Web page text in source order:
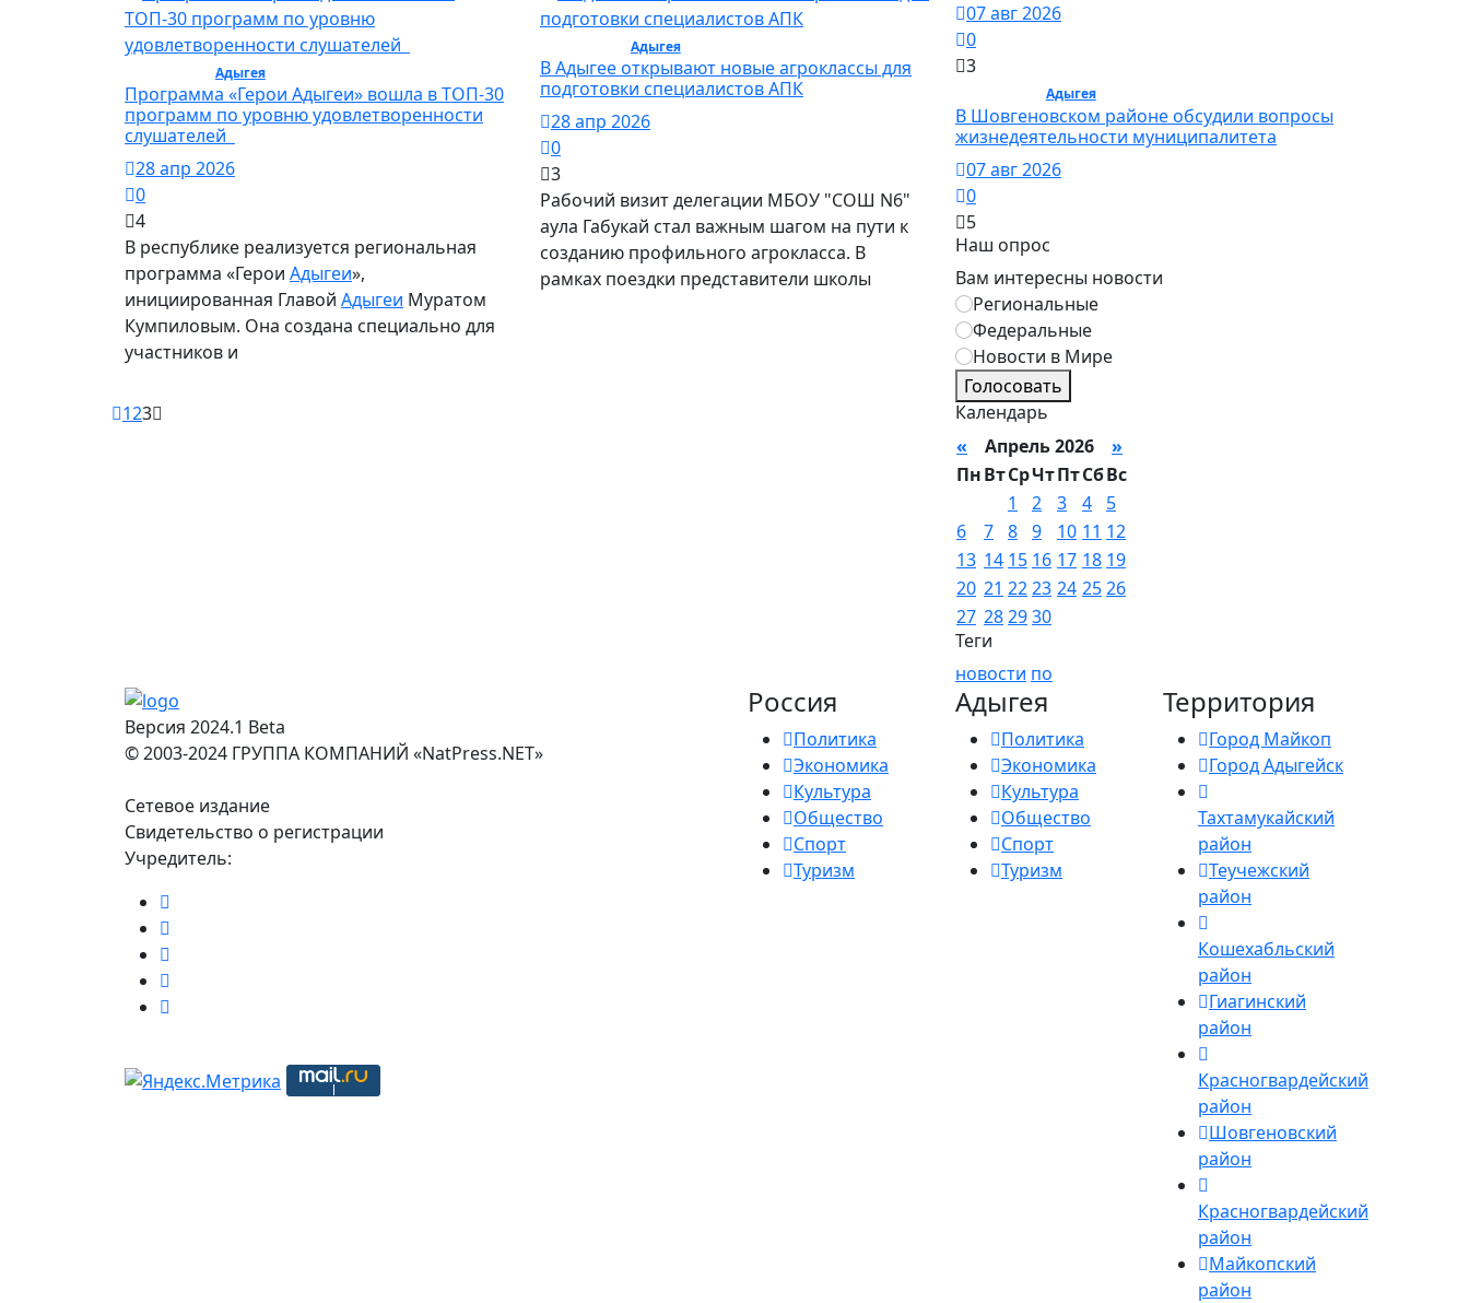
Адыгея/ Общество
Программа «Герои Адыгеи» вошла в ТОП-30
программ по уровню удовлетворенности
слушателей
28 апр 2026
0
4
В республике реализуется региональная
программа «Герои Адыгеи»,
инициированная Главой Адыгеи Муратом
Кумпиловым. Она создана специально для
участников и
Адыгея/ Общество
В Адыгее открывают новые агроклассы для
подготовки специалистов АПК
28 апр 2026
0
3
Рабочий визит делегации МБОУ "СОШ N6"
аула Габукай стал важным шагом на пути к
созданию профильного агрокласса. В
рамках поездки представители школы
123
07 авг 2026
0
3
Адыгея/ Общество
В Шовгеновском районе обсудили вопросы
жизнедеятельности муниципалитета
07 авг 2026
0
5
Наш опрос
Вам интересны новости
Региональные
Федеральные
Новости в Мире
Голосовать
Календарь
« Апрель 2026 »
ПнВтСрЧтПтСбВс
1
2 3 4
5
6
7 8 9 10 11 12
13 14 15 16 17 18 19
20 21 2223 24 2526
27 282930
Теги
новости по
Версия 2024.1 Beta
© 2003-2024 ГРУППА КОМПАНИЙ «NatPress.NET»
Сетевое издание
Свидетельство о регистрации
Учредитель:
Россия
Политика
Экономика
Культура
Общество
Спорт
Туризм
Адыгея
Политика
Экономика
Культура
Общество
Спорт
Туризм
Территория
Город Майкоп
Город Адыгейск
Тахтамукайский
район
Теучежский
район
Кошехабльский
район
Гиагинский
район
Красногвардейский
район
Шовгеновский
район
Красногвардейский
район
Майкопский
район